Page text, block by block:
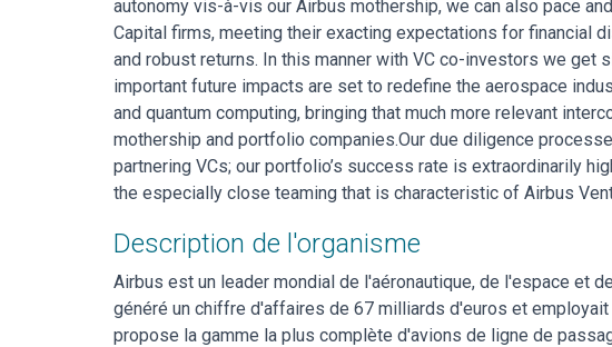
autonomy vis-à-vis our Airbus mothership, we can also pace
Capital firms, meeting their exacting expectations for financial
and robust returns. In this manner with VC co-investors we get
important future impacts are set to redefine the aerospace
and quantum computing, bringing that much more relevant
mothership and portfolio companies.Our due diligence
partnering VCs; our portfolio’s success rate is extraordinarily
the especially close teaming that is characteristic of Airbus
Description de l'organisme
Airbus est un leader mondial de l'aéronautique, de l'espace et
généré un chiffre d'affaires de 67 milliards d'euros et
propose la gamme la plus complète d'avions de ligne de